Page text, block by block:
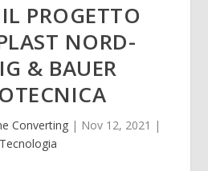
PROGETTO
NORD-
& BAUER
Converting | Nov 12, 2021 |
Tecnologia